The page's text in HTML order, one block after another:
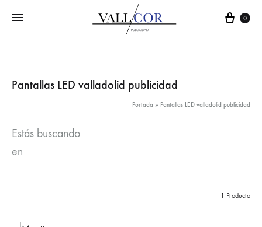
Carro
0
Pantallas LED valladolid publicidad
Portada » Pantallas LED valladolid publicidad
Estás buscando
en
1 Producto